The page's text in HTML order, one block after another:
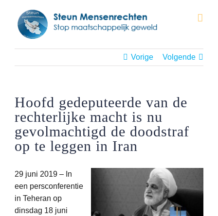
inhoud
Vorige Volgende
Hoofd gedeputeerde van de
rechterlijke macht is nu
gevolmachtigd de doodstraf
op te leggen in Iran
29 juni 2019 – In
een persconferentie
in Teheran op
dinsdag 18 juni